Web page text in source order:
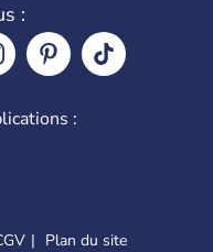
:
:
Plan du site